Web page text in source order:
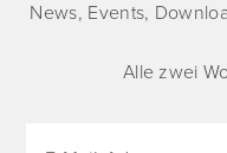
News, Events,
Alle zwei